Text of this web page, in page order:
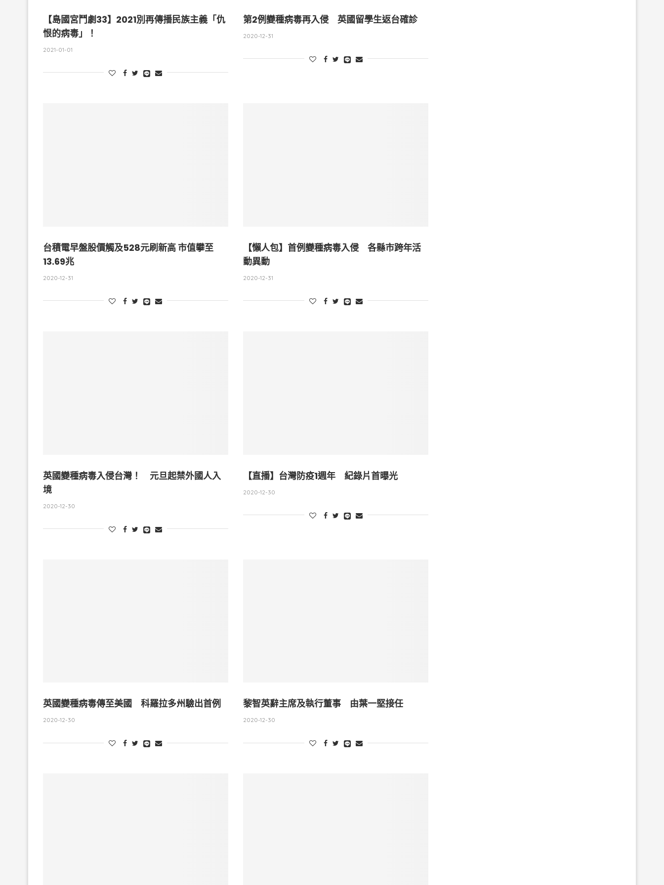
【島國宮鬥劇33】2021別再傳播民族主義「仇
恨的病毒」！
2021-01-01
第2例變種病毒再入侵 英國留學生返台確診
2020-12-31
台積電早盤股價觸及528元刷新高 市值攀至
13.69兆
2020-12-31
【懶人包】首例變種病毒入侵 各縣市跨年活
動異動
2020-12-31
英國變種病毒入侵台灣！ 元旦起禁外國人入
境
2020-12-30
【直播】台灣防疫1週年 紀錄片首曝光
2020-12-30
英國變種病毒傳至美國 科羅拉多州驗出首例
2020-12-30
黎智英辭主席及執行董事 由葉一堅接任
2020-12-30